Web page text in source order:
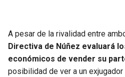
A pesar de la rivalidad entre
Directiva de Núñez evaluará
económicos de vender su
posibilidad de ver a un